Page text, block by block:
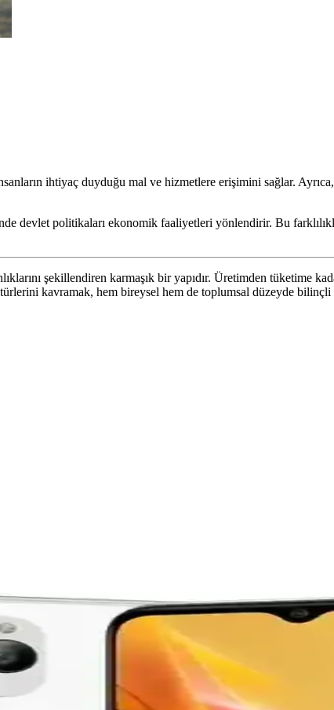
ihtiyaç duyduğu mal ve hizmetlere erişimini sağlar.
devlet politikaları ekonomik faaliyetleri yönlendirir. Bu
şekillendiren karmaşık bir yapıdır. Üretimden tüketime
kavramak, hem bireysel hem de toplumsal düzeyde bilinçli
verilerle piyasa hareketlerini yakından takip edin ve bilinçli
Bu bölge, çeşitli iklimler, şehirler ve doğal alanlar sunar.